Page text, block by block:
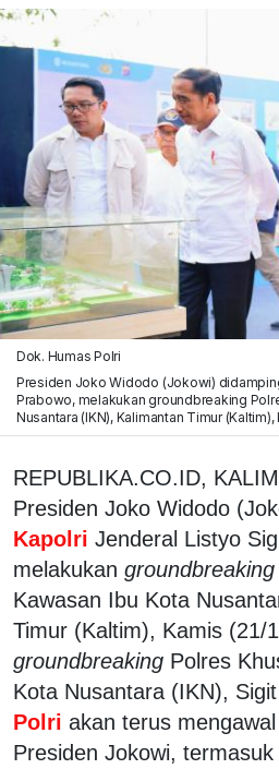
Dok. Humas Polri
Presiden Joko Widodo (Jokowi)
Prabowo, melakukan groundbreaking
Nusantara (IKN), Kalimantan Timur (Kaltim),
REPUBLIKA.CO.ID,
Presiden Joko Widodo
Kapolri Jenderal Listyo
melakukan groundbreaking
Kawasan Ibu Kota
Timur (Kaltim), Kamis (21/
groundbreaking Polres
Kota Nusantara (IKN),
Polri akan terus
Presiden Jokowi,